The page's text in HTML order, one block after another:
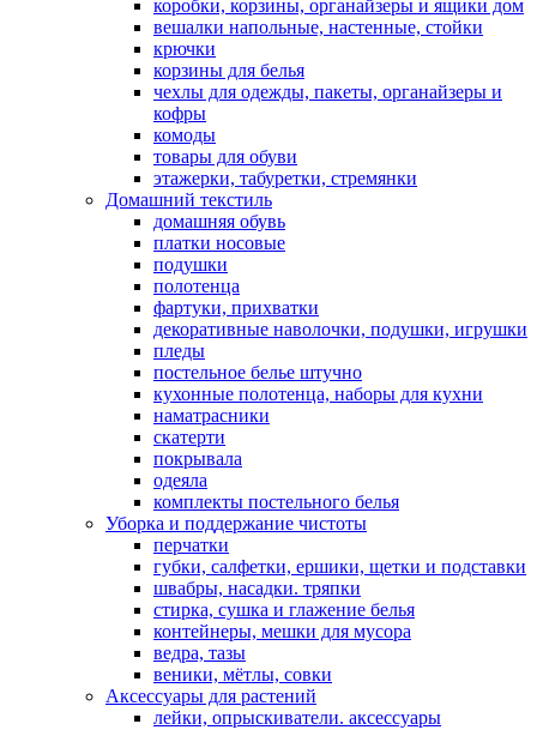
коробки, корзины, органайзеры и ящики дом
вешалки напольные, настенные, стойки
крючки
корзины для белья
чехлы для одежды, пакеты, органайзеры и
кофры
комоды
товары для обуви
этажерки, табуретки, стремянки
Домашний текстиль
домашняя обувь
платки носовые
подушки
полотенца
фартуки, прихватки
декоративные наволочки, подушки, игрушки
пледы
постельное белье штучно
кухонные полотенца, наборы для кухни
наматрасники
скатерти
покрывала
одеяла
комплекты постельного белья
Уборка и поддержание чистоты
перчатки
губки, салфетки, ершики, щетки и подставки
швабры, насадки. тряпки
стирка, сушка и глажение белья
контейнеры, мешки для мусора
ведра, тазы
веники, мётлы, совки
Аксессуары для растений
лейки, опрыскиватели. аксессуары